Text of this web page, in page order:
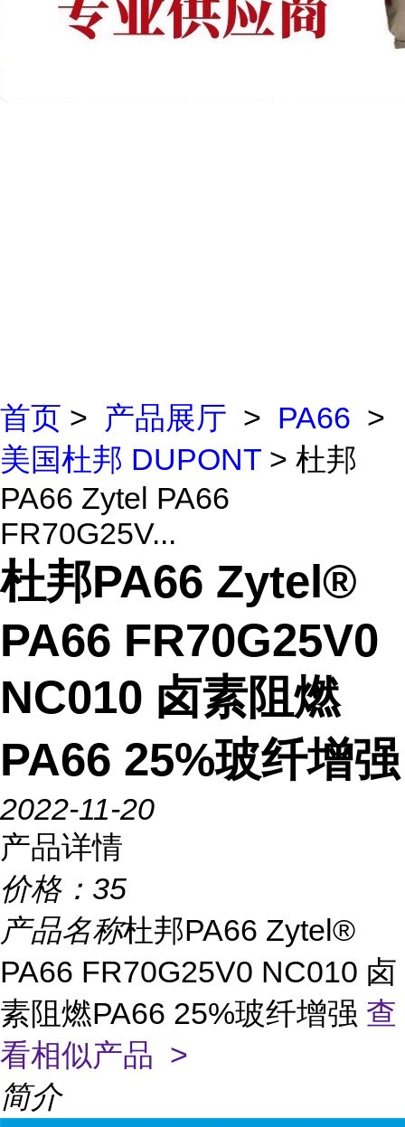
首页 > 产品展厅 > PA66 >
美国杜邦 DUPONT > 杜邦
PA66 Zytel PA66
FR70G25V...
杜邦PA66 Zytel®
PA66 FR70G25V0
NC010 卤素阻燃
PA66 25%玻纤增强
2022-11-20
产品详情
价格： 35
产品名称杜邦PA66 Zytel®
PA66 FR70G25V0 NC010 卤
素阻燃PA66 25%玻纤增强 查
看相似产品 >
简介